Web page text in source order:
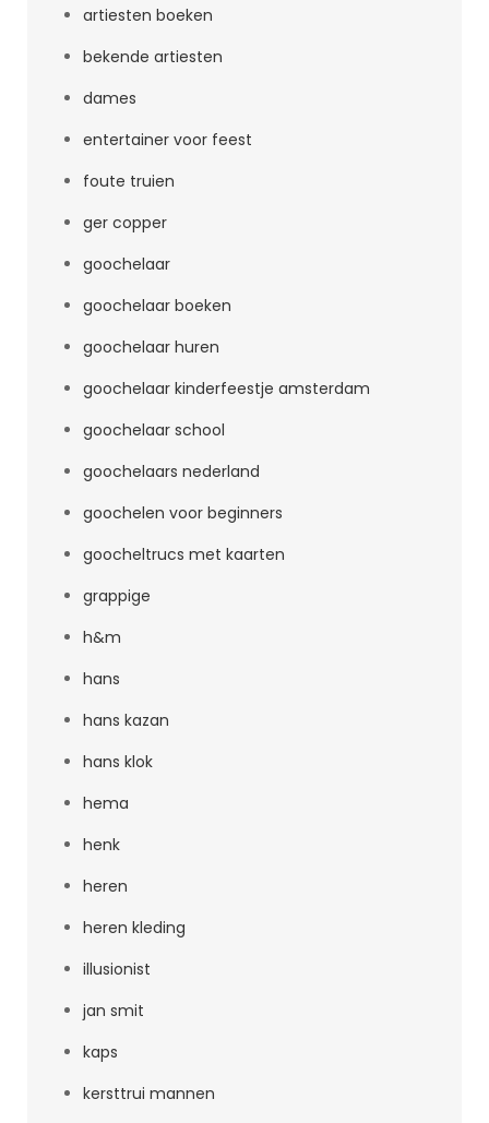
artiesten boeken
bekende artiesten
dames
entertainer voor feest
foute truien
ger copper
goochelaar
goochelaar boeken
goochelaar huren
goochelaar kinderfeestje amsterdam
goochelaar school
goochelaars nederland
goochelen voor beginners
goocheltrucs met kaarten
grappige
h&m
hans
hans kazan
hans klok
hema
henk
heren
heren kleding
illusionist
jan smit
kaps
kersttrui mannen